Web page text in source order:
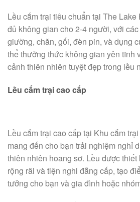
Lều cắm trại tiêu chuẩn tại The
đủ không gian cho 2-4 người, với
giường, chăn, gối, đèn pin, và dụng
thể thưởng thức không gian yên tĩnh
cảnh thiên nhiên tuyệt đẹp trong lều
Lều cắm trại cao cấp
Lều cắm trại cao cấp tại Khu cắm
mang đến cho bạn trải nghiệm nghỉ
thiên nhiên hoang sơ. Lều được
rộng rãi và tiện nghi đẳng cấp, tạo
tưởng cho bạn và gia đình hoặc